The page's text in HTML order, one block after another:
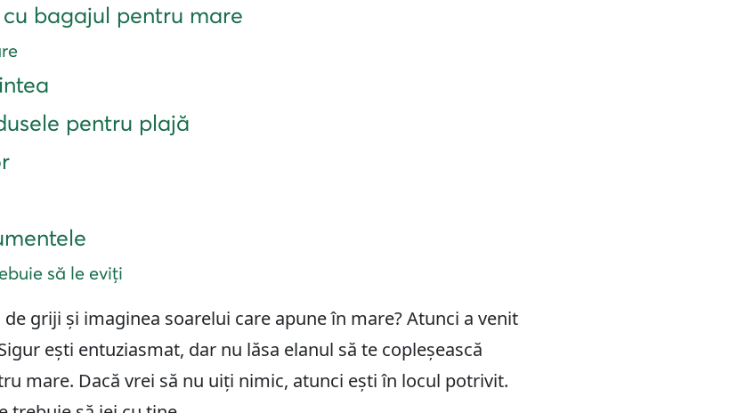
bagajul pentru mare
pentru plajă
să le eviți
griji și imaginea soarelui care apune în mare? Atunci a venit
ești entuziasmat, dar nu lăsa elanul să te copleșească
mare. Dacă vrei să nu uiți nimic, atunci ești în locul potrivit.